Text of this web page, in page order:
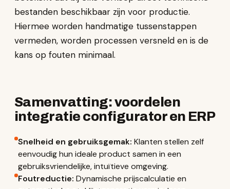
bestanden beschikbaar zijn voor productie.
Hiermee worden handmatige tussenstappen
vermeden, worden processen versneld en is de
kans op fouten minimaal.
Samenvatting: voordelen
integratie configurator en ERP
Snelheid en gebruiksgemak: Klanten stellen zelf
eenvoudig hun ideale product samen in een
gebruiksvriendelijke, intuïtieve omgeving.
Foutreductie: Dynamische prijscalculatie en